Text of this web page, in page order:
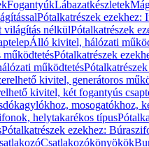
FogantyúkLábazatkészletek
Pótalkatrészek ezekhez:
világítás nélkülPótalkatrészek
Álló kivitel, hálózati
Pótalkatrészek
működtetés
kivitel, generátoros
kivitel, két fogantyús
mosogatókhoz,
helytakarékos típus
Pótalkatrészek ezekhez:
Csatlakozókönyökök